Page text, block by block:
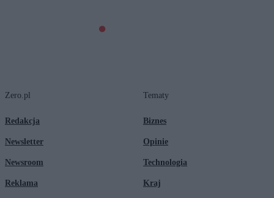
Zero.pl
Redakcja
Newsletter
Newsroom
Reklama
Tematy
Biznes
Opinie
Technologia
Kraj